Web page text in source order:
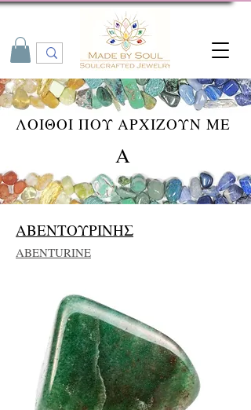
ΛΟΙΘΟΙ ΠΟΥ ΑΡΧΙΖΟΥΝ ΜΕ
Α
ΑΒΕΝΤΟΥΡΙΝΗΣ
ABENTURINE